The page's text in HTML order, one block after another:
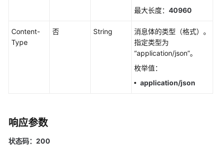
AOM
1.0
档
用
最大长度： 40960
Content-
Type
否 String
消息体的类型（格式）。
指定类型为
“application/json”。
枚举值：
application/json
响应参数
状态码：200